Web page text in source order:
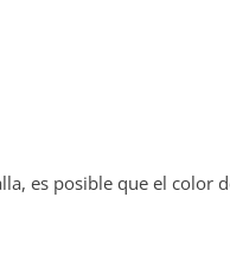
es posible que el color